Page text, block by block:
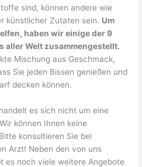
sind, können andere wie
künstlicher Zutaten sein. Um
haben wir einige der 9
aller Welt zusammengestellt.
Mischung aus Geschmack,
Sie jeden Bissen genießen und
decken können.
es sich nicht um eine
können Ihnen keine
konsultieren Sie bei
Arzt! Neben den von uns
es noch viele weitere Angebote